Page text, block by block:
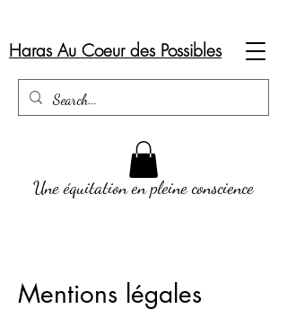
Haras Au Coeur des Possibles
Une équitation en pleine conscience
Mentions légales